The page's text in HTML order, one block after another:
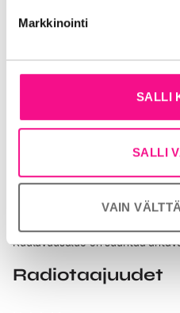
Markkinointi
SALLI
SALLI
VAIN
Kuuluvuusalue on suuntaa
Radiotaajuudet